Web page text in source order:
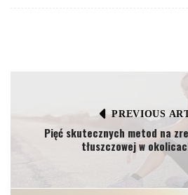
PREVIOUS
Pięć skutecznych metod na
tłuszczowej w